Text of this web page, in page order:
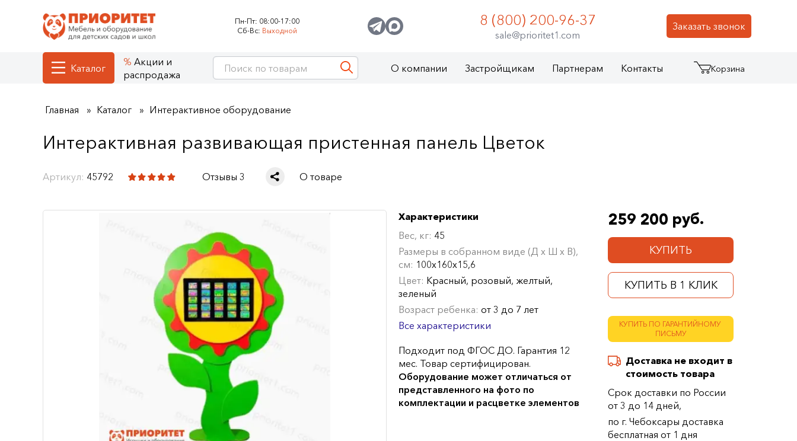
Пн-Пт: 08:00-17:00
Сб-Вс: Выходной Заказать звонок
8 (800) 200-96-37
sale@prioritet1.com
Каталог
Акции и
распродажа
О компании Застройщикам Партнерам Контакты Корзина
Главная Каталог Интерактивное оборудование
Интерактивная развивающая пристенная панель Цветок
Артикул: 45792 Отзывы 3 О товаре
259 200 руб.
КУПИТЬ
КУПИТЬ В 1 КЛИК
КУПИТЬ ПО ГАРАНТИЙНОМУ
ПИСЬМУ
Доставка не входит в
стоимость товара
Срок доставки по России
от 3 до 14 дней,
по г. Чебоксары доставка
бесплатная от 1 дня
Характеристики
Вес, кг: 45
Размеры в собранном виде (Д х Ш х В),
см: 100х160х15,6
Цвет: Красный, розовый, желтый,
зеленый
Возраст ребенка: от 3 до 7 лет
Все характеристики
Подходит под ФГОС ДО. Гарантия 12
мес. Товар сертифицирован.
Оборудование может отличаться от
представленного на фото по
комплектации и расцветке элементов